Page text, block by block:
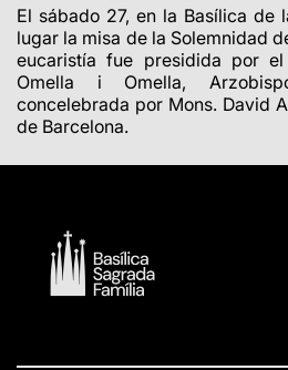
El sábado 27, en la Basílica de
lugar la misa de la Solemnidad
eucaristía fue presidida por
Omella i Omella,
concelebrada por Mons. David
de Barcelona.